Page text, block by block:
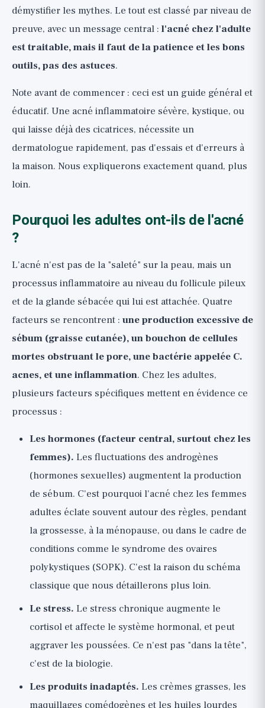
démystifier les mythes. Le tout est classé par niveau de
preuve, avec un message central : l'acné chez l'adulte
est traitable, mais il faut de la patience et les bons
outils, pas des astuces.
Note avant de commencer : ceci est un guide général et
éducatif. Une acné inflammatoire sévère, kystique, ou
qui laisse déjà des cicatrices, nécessite un
dermatologue rapidement, pas d'essais et d'erreurs à
la maison. Nous expliquerons exactement quand, plus
loin.
Pourquoi les adultes ont-ils de l'acné
?
L'acné n'est pas de la "saleté" sur la peau, mais un
processus inflammatoire au niveau du follicule pileux
et de la glande sébacée qui lui est attachée. Quatre
facteurs se rencontrent : une production excessive de
sébum (graisse cutanée), un bouchon de cellules
mortes obstruant le pore, une bactérie appelée C.
acnes, et une inflammation. Chez les adultes,
plusieurs facteurs spécifiques mettent en évidence ce
processus :
Les hormones (facteur central, surtout chez les
femmes). Les fluctuations des androgènes
(hormones sexuelles) augmentent la production
de sébum. C'est pourquoi l'acné chez les femmes
adultes éclate souvent autour des règles, pendant
la grossesse, à la ménopause, ou dans le cadre de
conditions comme le syndrome des ovaires
polykystiques (SOPK). C'est la raison du schéma
classique que nous détaillerons plus loin.
Le stress. Le stress chronique augmente le
cortisol et affecte le système hormonal, et peut
aggraver les poussées. Ce n'est pas "dans la tête",
c'est de la biologie.
Les produits inadaptés. Les crèmes grasses, les
maquillages comédogènes et les huiles lourdes